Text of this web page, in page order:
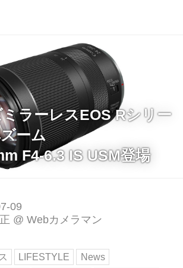
ラーレスEOS Rシリー
ーム
F4-6.3 IS USM登場
09
@ Webカメラマン
LIFESTYLE
News